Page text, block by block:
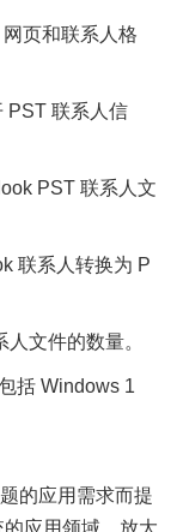
页和联系人格
PST 联系人信
PST 联系人文
联系人转换为 P
文件的数量。
括 Windows 1
的应用需求而提